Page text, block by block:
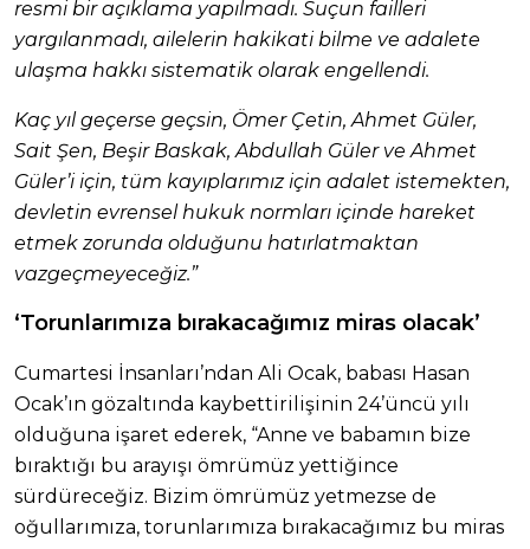
resmi bir açıklama yapılmadı. Suçun failleri
yargılanmadı, ailelerin hakikati bilme ve adalete
ulaşma hakkı sistematik olarak engellendi.
Kaç yıl geçerse geçsin, Ömer Çetin, Ahmet Güler,
Sait Şen, Beşir Baskak, Abdullah Güler ve Ahmet
Güler’i için, tüm kayıplarımız için adalet istemekten,
devletin evrensel hukuk normları içinde hareket
etmek zorunda olduğunu hatırlatmaktan
vazgeçmeyeceğiz.”
‘Torunlarımıza bırakacağımız miras olacak’
Cumartesi İnsanları’ndan Ali Ocak, babası Hasan
Ocak’ın gözaltında kaybettirilişinin 24’üncü yılı
olduğuna işaret ederek, “Anne ve babamın bize
bıraktığı bu arayışı ömrümüz yettiğince
sürdüreceğiz. Bizim ömrümüz yetmezse de
oğullarımıza, torunlarımıza bırakacağımız bu miras